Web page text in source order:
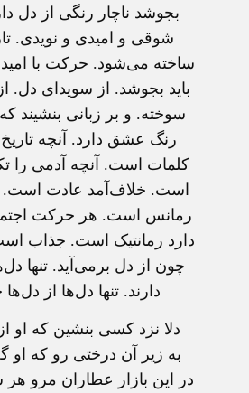
بجوشد ناچار رنگی از دل
شوقی و امیدی و نویدی.
ساخته می‌شود. حرکت با امید.
باید بجوشد. از سویدای دل.
سوخته. و بر زبانی بنشیند
رنگ عشق دارد. آنچه تاریخ
کلمات است. آنچه آدمی را
است. خلاف‌آمد عادت
رمانس است. هر حرکت
دارد رمانتیک است. جذاب
چون از دل برمی‌آید. تنها
دارند. تنها دل‌ها از دل‌ها
دلا نزد کسی بنشین که او
به زیر آن درختی رو که او
در این بازار عطاران مرو